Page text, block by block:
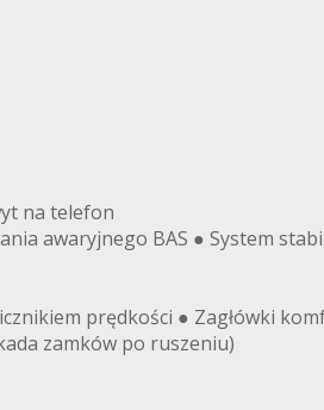
na telefon
awaryjnego BAS ● System
prędkości ● Zagłówki
zamków po ruszeniu)